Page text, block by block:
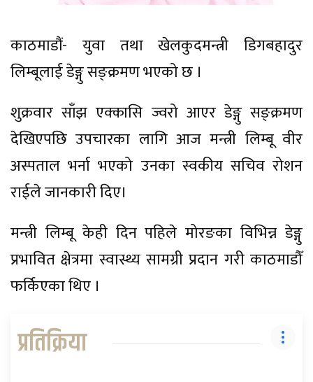
काठमाडौं- युवा तथा खेलकुदमन्त्री डिगबहादुर
लिम्बूलाई डेङ्गु सङ्क्रमण भएको छ ।
शुक्रवार साँझ एक्कासि ज्वरो आएर डेङ्गु सङ्क्रमण
देखिएपछि उपचारका लागि आज मन्त्री लिम्बू वीर
अस्पताल भर्ना भएको उनका स्वकीय सचिव रोशन
राईले जानकारी दिए।
मन्त्री लिम्बू केही दिन पहिले मोरङका विभिन्न डेङ्गु
प्रभावित क्षेत्रमा स्वास्थ्य सामग्री प्रदान गरी काठमाडौँ
फर्किएका थिए ।
प्रतिक्रिया